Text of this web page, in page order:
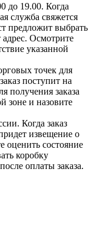
до 19.00. Когда
служба свяжется
предложит выбрать
адрес. Осмотрите
указанной
точек для
поступит на
получения заказа
зоне и назовите
Когда заказ
извещение о
оценить состояние
коробку
оплаты заказа.